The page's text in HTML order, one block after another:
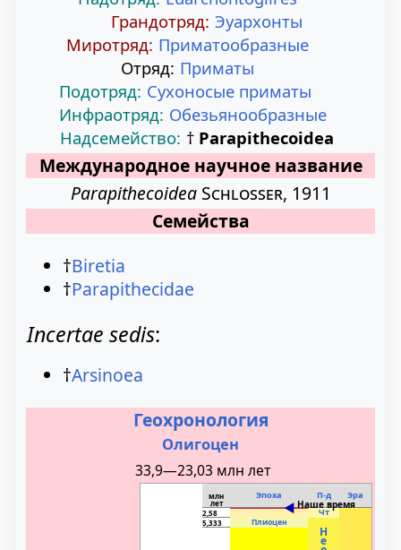
Грандотряд: Эуархонты
Миротряд: Приматообразные
Отряд: Приматы
Подотряд: Сухоносые приматы
Инфраотряд: Обезьянообразные
Надсемейство: † Parapithecoidea
Международное научное название
Parapithecoidea Schlosser, 1911
Семейства
†Biretia
†Parapithecidae
Incertae sedis:
†Arsinoea
Геохронология
Олигоцен
33,9—23,03 млн лет
млн
лет
Эпоха П-д
Эра
Чт
2,58
5,333
Плиоцен
Н
е
◄Наше время